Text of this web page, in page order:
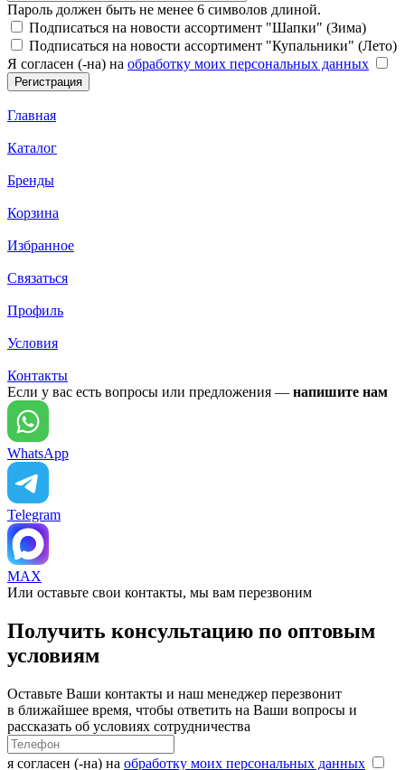
Пароль должен быть не менее 6 символов длиной.
Подписаться на новости ассортимент "Шапки" (Зима)
Подписаться на новости ассортимент "Купальники" (Лето)
Я согласен (-на) на обработку моих персональных данных
Главная
Каталог
Бренды
Корзина
Избранное
Связаться
Профиль
Условия
Контакты
Если у вас есть вопросы или предложения — напишите нам
WhatsApp
Telegram
MAX
Или оставьте свои контакты, мы вам перезвоним
Получить консультацию по оптовым
условиям
Оставьте Ваши контакты и наш менеджер перезвонит
в ближайшее время, чтобы ответить на Ваши вопросы и
рассказать об условиях сотрудничества
я согласен (-на) на обработку моих персональных данных